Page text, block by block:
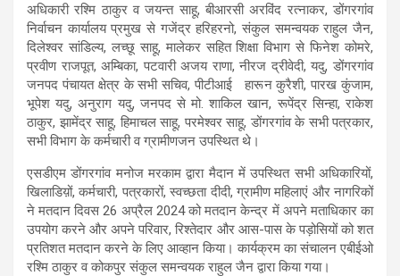
अधिकारी रश्मि ठाकुर व जयन्त साहू, बीआरसी अरविंद रत्नाकर, डोंगरगांव
निर्वाचन कार्यालय प्रमुख से गजेंद्र हरिहरनो, संकुल समन्वयक राहुल जैन,
दिलेश्वर सांडिल्य, लच्छू साहू, मालेकर सहित शिक्षा विभाग से फिनेश कोमरे,
प्रवीण राजपूत, अम्बिका, पटवारी अजय राणा, नीरज द्रीवेदी, यदु, डोंगरगांव
जनपद पंचायत क्षेत्र के सभी सचिव, पीटीआई हारून कुरैशी, पारख कुंजाम,
भूपेश यदु, अनुराग यदु, जनपद से मो. शाकिल खान, रूपेंद्र सिन्हा, राकेश
ठाकुर, झामेंद्र साहू, हिमाचल साहू, परमेश्वर साहू, डोंगरगांव के सभी पत्रकार,
सभी विभाग के कर्मचारी व ग्रामीणजन उपस्थित थे।
एसडीएम डोंगरगांव मनोज मरकाम द्वारा मैदान में उपस्थित सभी अधिकारियों,
खिलाडिय़ों, कर्मचारी, पत्रकारों, स्वच्छता दीदी, ग्रामीण महिलाएं और नागरिकों
ने मतदान दिवस 26 अप्रैल 2024 को मतदान केन्द्र में अपने मताधिकार का
उपयोग करने और अपने परिवार, रिश्तेदार और आस-पास के पड़ोसियों को शत
प्रतिशत मतदान करने के लिए आव्हान किया। कार्यक्रम का संचालन एबीईओ
रश्मि ठाकुर व कोकपुर संकुल समन्वयक राहुल जैन द्वारा किया गया।